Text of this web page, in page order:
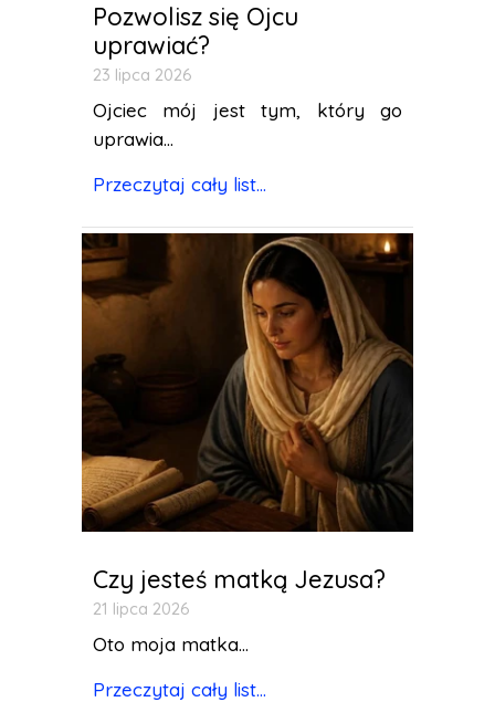
Pozwolisz się Ojcu
uprawiać?
23 lipca 2026
Ojciec mój jest tym, który go
uprawia...
Przeczytaj cały list...
Czy jesteś matką Jezusa?
21 lipca 2026
Oto moja matka...
Przeczytaj cały list...